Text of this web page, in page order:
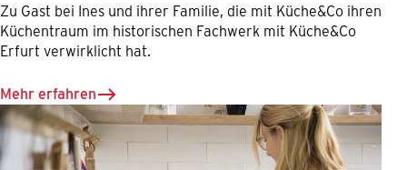
Zu Gast bei Ines und ihrer Familie, die mit Küche&Co ihren
Küchentraum im historischen Fachwerk mit Küche&Co
Erfurt verwirklicht hat.
Mehr erfahren